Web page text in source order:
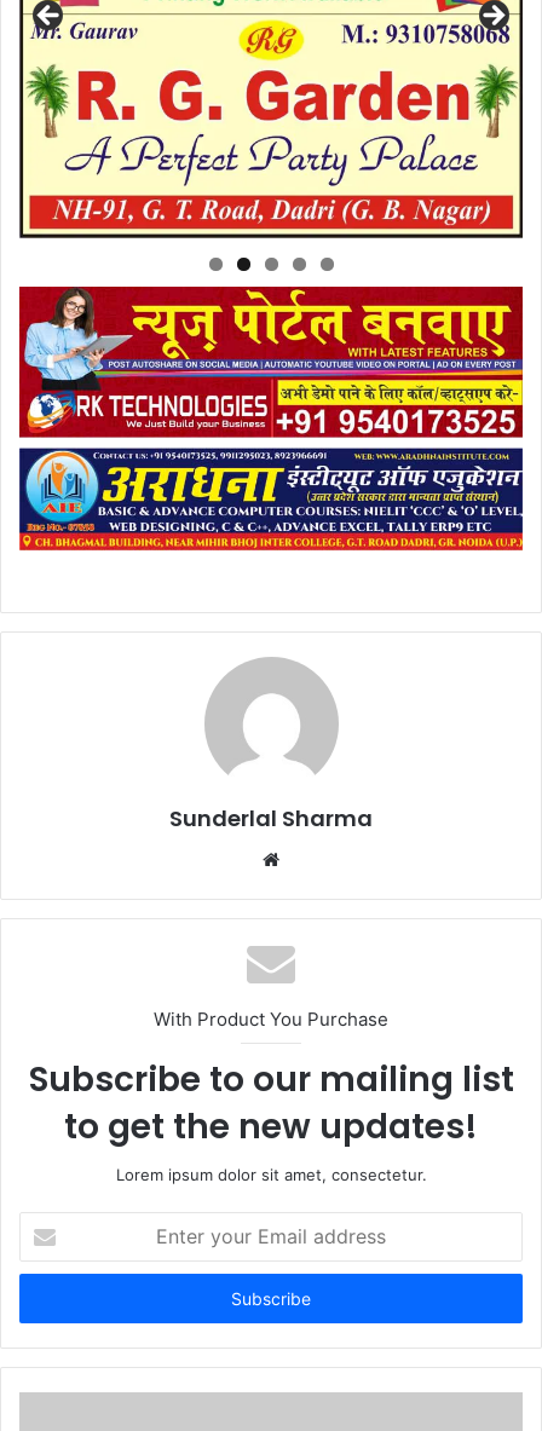
Sunderlal Sharma
Website
With Product You Purchase
Subscribe to our mailing list
to get the new updates!
Lorem ipsum dolor sit amet, consectetur.
your
Email